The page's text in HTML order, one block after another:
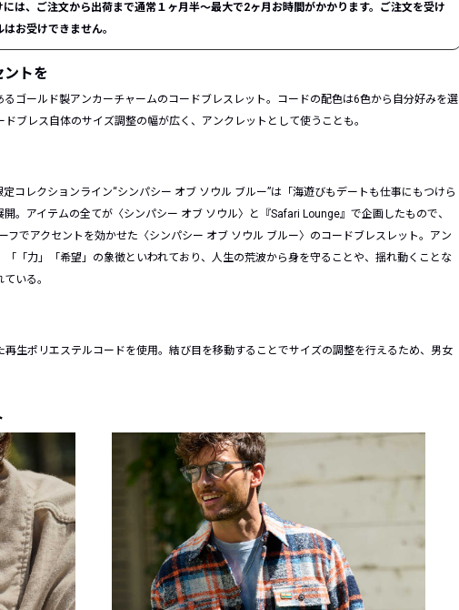
は、ご注文から出荷まで通常１ヶ月半〜最大で2ヶ月お時間がかかります。ご注文を受け
お受けできません。
ントを
ゴールド製アンカーチャームのコードブレスレット。コードの配色は6色から自分好みを選
ブレス自体のサイズ調整の幅が広く、アンクレットとして使うことも。
コレクションライン“シンパシー オブ ソウル ブルー”は「海遊びもデートも仕事にもつけら
。アイテムの全てが〈シンパシー オブ ソウル〉と『Safari Lounge』で企画したもので、
フでアクセントを効かせた〈シンパシー オブ ソウル ブルー〉のコードブレスレット。アン
「力」「希望」の象徴といわれており、人生の荒波から身を守ることや、揺れ動くことな
いる。
生ポリエステルコードを使用。結び目を移動することでサイズの調整を行えるため、男女